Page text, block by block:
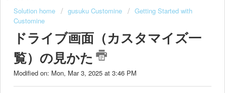
Solution home gusuku Customine
Getting Started with
Customine
ドライブ画面（カスタマイズ一
覧）の見かた
Modified on: Mon, Mar 3, 2025 at 3:46 PM